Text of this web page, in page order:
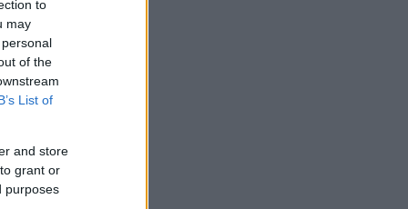
to
may
of the
List of
and store
grant or
purposes